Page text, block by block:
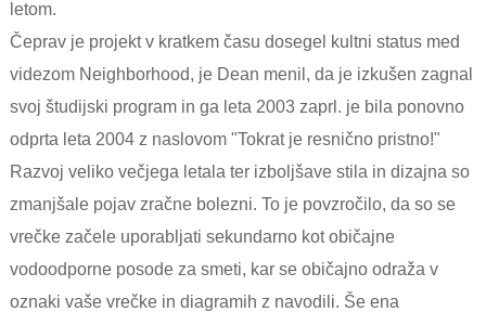
letom.
Čeprav je projekt v kratkem času dosegel kultni status med
videzom Neighborhood, je Dean menil, da je izkušen zagnal
svoj študijski program in ga leta 2003 zaprl. je bila ponovno
odprta leta 2004 z naslovom "Tokrat je resnično pristno!"
Razvoj veliko večjega letala ter izboljšave stila in dizajna so
zmanjšale pojav zračne bolezni. To je povzročilo, da so se
vrečke začele uporabljati sekundarno kot običajne
vodoodporne posode za smeti, kar se običajno odraža v
oznaki vaše vrečke in diagramih z navodili. Še ena